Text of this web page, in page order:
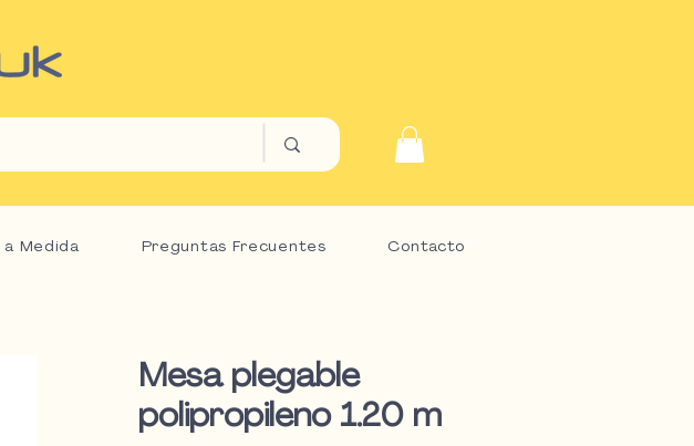
a Medida Preguntas Frecuentes Contacto
Mesa plegable
polipropileno 1.20 m